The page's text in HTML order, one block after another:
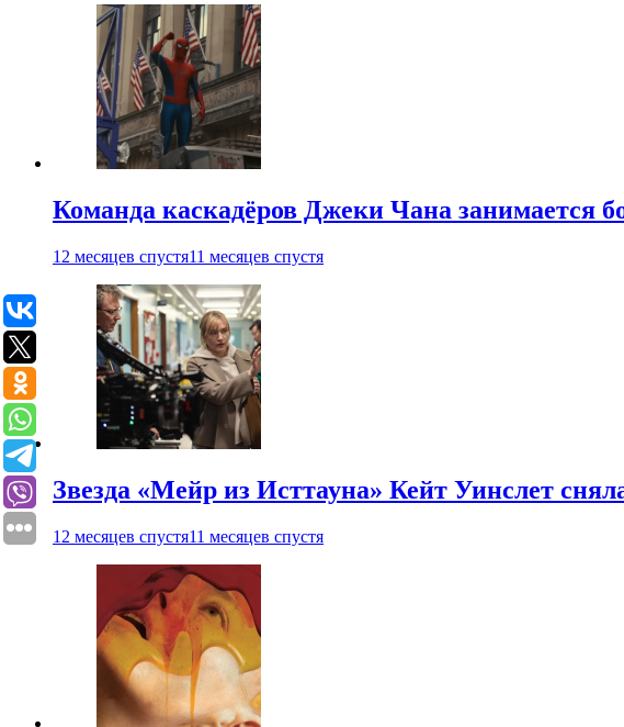
Команда каскадёров Джеки Чана занимается
12 месяцев спустя11 месяцев спустя
Звезда «Мейр из Исттауна» Кейт Уинслет
12 месяцев спустя11 месяцев спустя